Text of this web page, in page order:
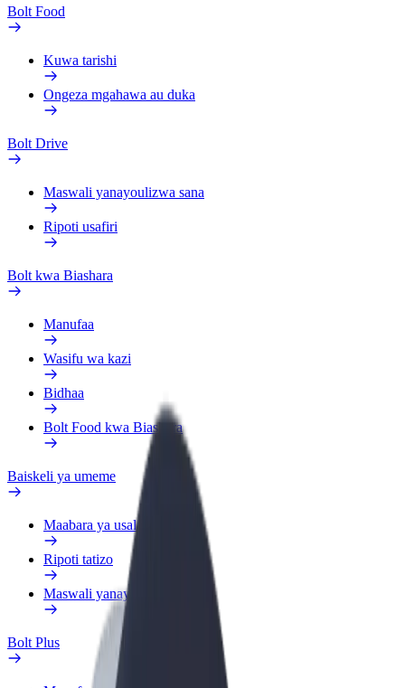
Bolt Food
Kuwa tarishi
Ongeza mgahawa au duka
Bolt Drive
Maswali yanayoulizwa sana
Ripoti usafiri
Bolt kwa Biashara
Manufaa
Wasifu wa kazi
Bidhaa
Bolt Food kwa Biashara
Baiskeli ya umeme
Maabara ya usalama
Ripoti tatizo
Maswali yanayoulizwa sana
Bolt Plus